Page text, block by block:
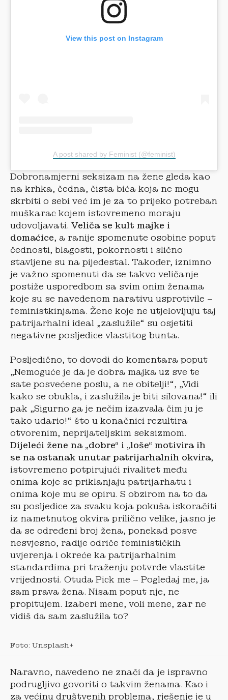
View this post on Instagram
A post shared by Feminist (@feminist)
Dobronamjerni seksizam na žene gleda kao
na krhka, čedna, čista bića koja ne mogu
skrbiti o sebi već im je za to prijeko potreban
muškarac kojem istovremeno moraju
udovoljavati. Veliča se kult majke i
domaćice, a ranije spomenute osobine poput
čednosti, blagosti, pokornosti i slično
stavljene su na pijedestal. Također, iznimno
je važno spomenuti da se takvo veličanje
postiže usporedbom sa svim onim ženama
koje su se navedenom narativu usprotivile –
feministkinjama. Žene koje ne utjelovljuju taj
patrijarhalni ideal „zaslužile“ su osjetiti
negativne posljedice vlastitog bunta.
Posljedično, to dovodi do komentara poput
„Nemoguće je da je dobra majka uz sve te
sate posvećene poslu, a ne obitelji!“, „Vidi
kako se obukla, i zaslužila je biti silovana!“ ili
pak „Sigurno ga je nečim izazvala čim ju je
tako udario!“ što u konačnici rezultira
otvorenim, neprijateljskim seksizmom.
Dijeleći žene na „dobre“ i „loše“ motivira ih
se na ostanak unutar patrijarhalnih okvira,
istovremeno potpirujući rivalitet među
onima koje se priklanjaju patrijarhatu i
onima koje mu se opiru. S obzirom na to da
su posljedice za svaku koja pokuša iskoračiti
iz nametnutog okvira prilično velike, jasno je
da se određeni broj žena, ponekad posve
nesvjesno, radije odriče feminističkih
uvjerenja i okreće ka patrijarhalnim
standardima pri traženju potvrde vlastite
vrijednosti. Otuda Pick me – Pogledaj me, ja
sam prava žena. Nisam poput nje, ne
propitujem. Izaberi mene, voli mene, zar ne
vidiš da sam zaslužila to?
Foto: Unsplash+
Naravno, navedeno ne znači da je ispravno
podrugljivo govoriti o takvim ženama. Kao i
za većinu društvenih problema, rješenje je u